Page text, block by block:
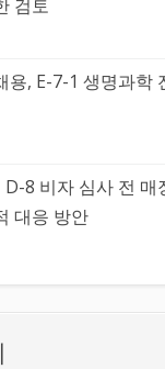
검토
용, E-7-1 생명과학
8 비자 심사 전 매
대응 방안